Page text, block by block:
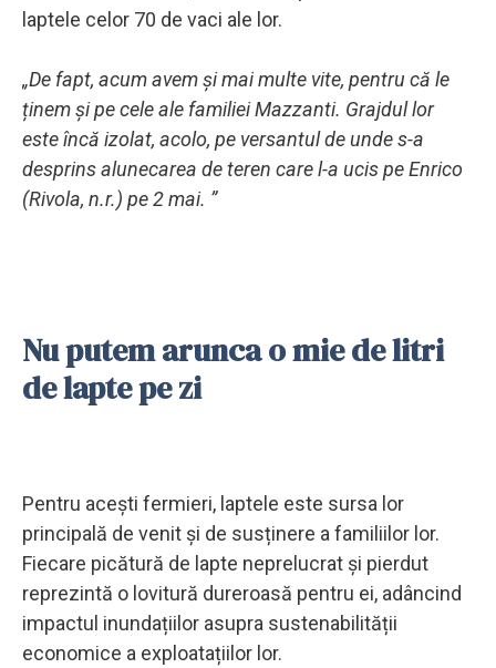
laptele celor 70 de vaci ale lor.
„De fapt, acum avem și mai multe vite, pentru că le
ținem și pe cele ale familiei Mazzanti. Grajdul lor
este încă izolat, acolo, pe versantul de unde s-a
desprins alunecarea de teren care l-a ucis pe Enrico
(Rivola, n.r.) pe 2 mai. ”
Nu putem arunca o mie de litri
de lapte pe zi
Pentru acești fermieri, laptele este sursa lor
principală de venit și de susținere a familiilor lor.
Fiecare picătură de lapte neprelucrat și pierdut
reprezintă o lovitură dureroasă pentru ei, adâncind
impactul inundațiilor asupra sustenabilității
economice a exploatațiilor lor.